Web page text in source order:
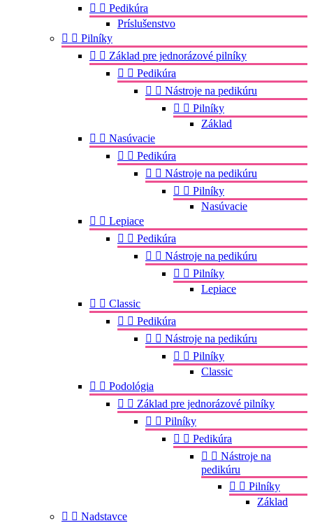
  Pedikúra
Príslušenstvo
  Pilníky
  Základ pre jednorázové pilníky
  Pedikúra
  Nástroje na pedikúru
  Pilníky
Základ
  Nasúvacie
  Pedikúra
  Nástroje na pedikúru
  Pilníky
Nasúvacie
  Lepiace
  Pedikúra
  Nástroje na pedikúru
  Pilníky
Lepiace
  Classic
  Pedikúra
  Nástroje na pedikúru
  Pilníky
Classic
  Podológia
  Základ pre jednorázové pilníky
  Pilníky
  Pedikúra
  Nástroje na
pedikúru
  Pilníky
Základ
  Nadstavce